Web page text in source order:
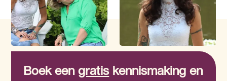
Boek eengratiskennismaking en